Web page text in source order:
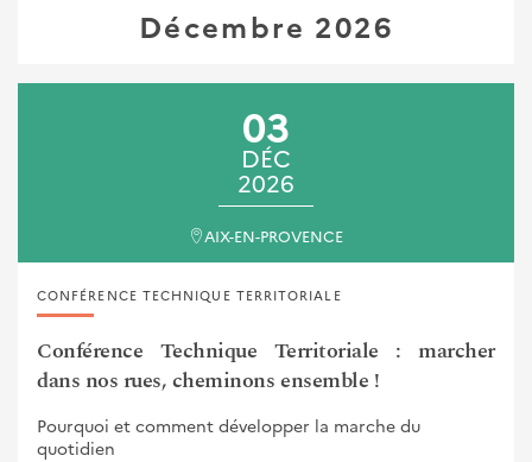
Décembre 2026
03
DÉC
2026
AIX-EN-PROVENCE
CONFÉRENCE TECHNIQUE TERRITORIALE
Conférence Technique Territoriale : marcher
dans nos rues, cheminons ensemble !
Pourquoi et comment développer la marche du
quotidien